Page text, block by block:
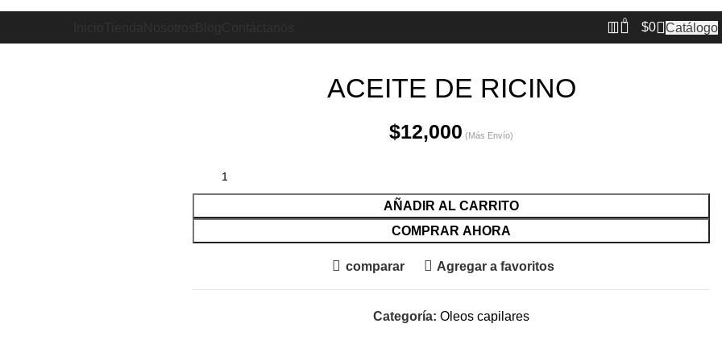
0 $0
Catálogo
ACEITE DE RICINO
$12,000
AÑADIR AL CARRITO
COMPRAR AHORA
comparar Agregar a favoritos
Categoría: Oleos capilares